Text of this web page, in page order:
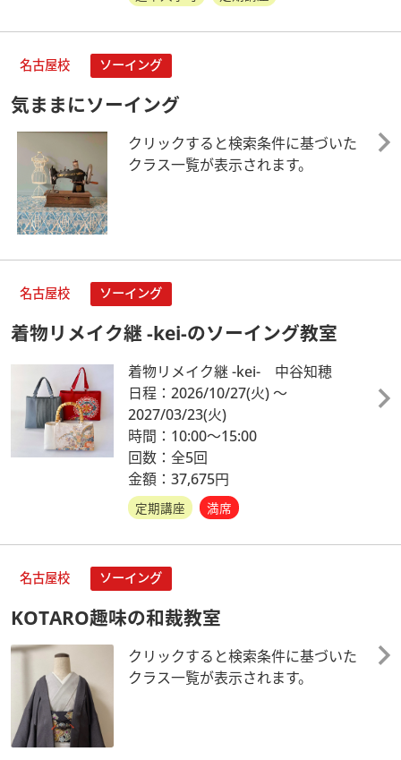
名古屋校 ソーイング
気ままにソーイング
クリックすると検索条件に基づいた
クラス一覧が表示されます。
名古屋校 ソーイング
着物リメイク継 -kei-のソーイング教室
着物リメイク継 -kei- 中谷知穂
日程：2026/10/27(火)～
2027/03/23(火)
時間：10:00～15:00
回数：全5回
金額：37,675円
定期講座 満席
名古屋校 ソーイング
KOTARO趣味の和裁教室
クリックすると検索条件に基づいた
クラス一覧が表示されます。